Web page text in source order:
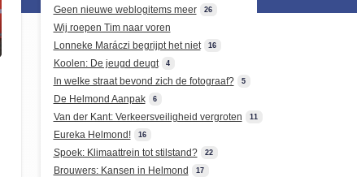
Geen nieuwe weblogitems meer 26
Wij roepen Tim naar voren
Lonneke Maráczi begrijpt het niet
16
Koolen: De jeugd deugt 4
In welke straat bevond zich de fotograaf? 5
De Helmond Aanpak 6
Van der Kant: Verkeersveiligheid vergroten 11
Eureka Helmond! 16
Spoek: Klimaattrein tot stilstand? 22
Brouwers: Kansen in Helmond 17